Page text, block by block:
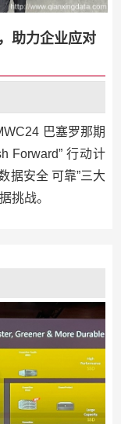
助力企业应对
巴塞罗那期
Forward” 行动计
据安全 可靠”三大
挑战。